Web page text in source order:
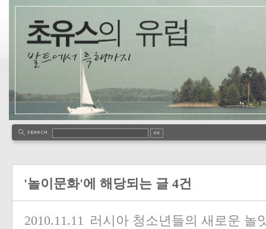
'놀이문화'에 해당되는 글 4건
2010.11.11 러시아 청소년들의 새로운 놀